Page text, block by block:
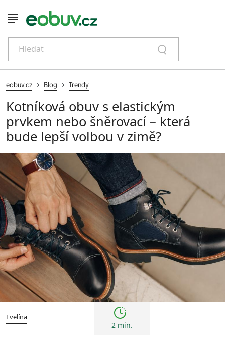
Hledat
eobuv.cz › Blog › Trendy
Kotníková obuv s elastickým
prvkem nebo šněrovací – která
bude lepší volbou v zimě?
Evelína
2 min.